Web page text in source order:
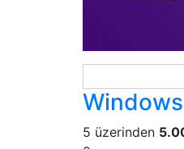
5 üzerinden